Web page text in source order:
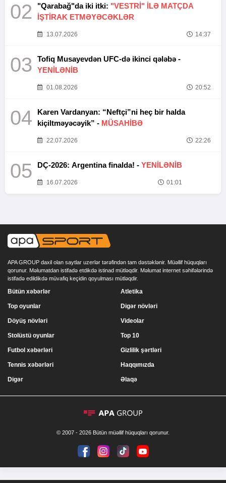
02 "Qarabağ"da iki itki: "VESTRİ" İLƏ MATÇDA
İŞTİRAK ETMƏYƏCƏKLƏR
13.07.2026 14:37
03
Tofiq Musayevdən UFC-də ikinci qələbə -
YENİLƏNİB
01.08.2026 20:52
04
Karen Vardanyan: “Neftçi”ni heç bir halda
kiçiltməyəcəyik” - MÜSAHİBƏ
22.07.2026 22:26
05 DÇ-2026: Argentina finalda! - YENİLƏNİB
16.07.2026 01:01
APA GROUP daxil olan saytlar uzerlər tərəfindən tam dəstəklənir. Müəllif hüquqları
qorunur. Məlumatdan istifadə etdikdə istinad mütləqdir. Məlumat internet səhifələrində
istifadə edildikdə müvafiq keçidin qoyulması mütləqdir.
Bütün xəbərlər
Top oyunlar
Döyüş növləri
Stolüstü oyunlar
Atletika
Digər növləri
Videolar
Top 10
Futbol xəbərləri
Tennis xəbərləri
Digər
Gizlilik şərtləri
Haqqımızda
Əlaqə
© 2007 - 2026 Bütün müəllif hüquqları qorunur.